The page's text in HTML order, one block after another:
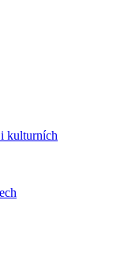
kulturních